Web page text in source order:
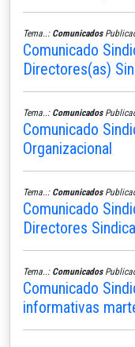
Tema..: Comunicados
Comunicado
Directores(as)
Tema..: Comunicados
Comunicado
Organizacional
Tema..: Comunicados
Comunicado
Directores
Tema..: Comunicados
Comunicado
informativas